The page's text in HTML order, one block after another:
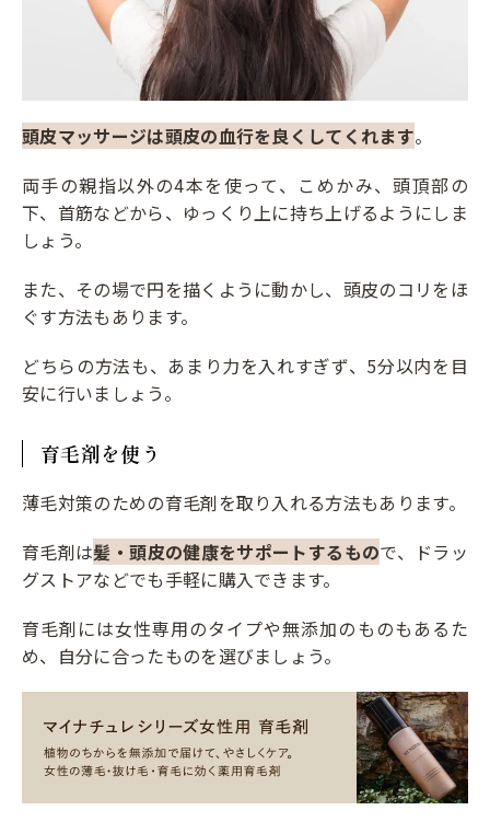
頭皮マッサージは頭皮の血行を良くしてくれます。
両手の親指以外の4本を使って、こめかみ、頭頂部の
下、首筋などから、ゆっくり上に持ち上げるようにしま
しょう。
また、その場で円を描くように動かし、頭皮のコリをほ
ぐす方法もあります。
どちらの方法も、あまり力を入れすぎず、5分以内を目
安に行いましょう。
育毛剤を使う
薄毛対策のための育毛剤を取り入れる方法もあります。
育毛剤は髪・頭皮の健康をサポートするもので、ドラッ
グストアなどでも手軽に購入できます。
育毛剤には女性専用のタイプや無添加のものもあるた
め、自分に合ったものを選びましょう。